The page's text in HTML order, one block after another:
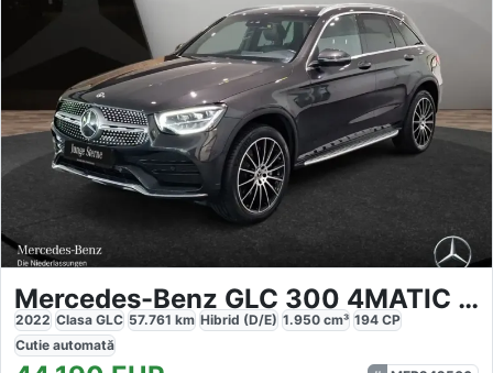
Mercedes-Benz GLC 300 4MATIC AMG
2022 Clasa GLC 57.761 km Hibrid (D/E) 1.950 cm³ 194 CP
Cutie automată